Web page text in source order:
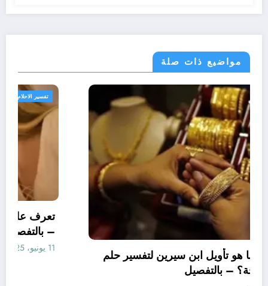
مواضيع ذات صلة
تفسير الاحلام والرؤى
تعرف علي – ما هو تأويل ابن سيرين لتفسير حلم
الاساور للمتزوجة؟ – بالتفصيل